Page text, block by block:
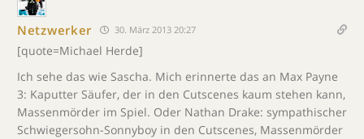
Netzwerker 30. März 2013 20:27
[quote=Michael Herde]
Ich sehe das wie Sascha. Mich erinnerte das an Max Payne
3: Kaputter Säufer, der in den Cutscenes kaum stehen kann,
Massenmörder im Spiel. Oder Nathan Drake: sympathischer
Schwiegersohn-Sonnyboy in den Cutscenes, Massenmörder